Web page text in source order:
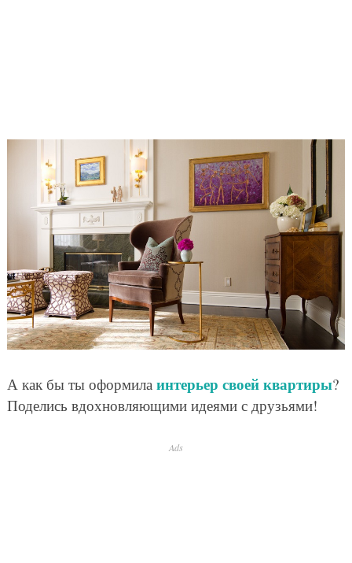
А как бы ты оформила интерьер своей квартиры?
Поделись вдохновляющими идеями с друзьями!
Ads